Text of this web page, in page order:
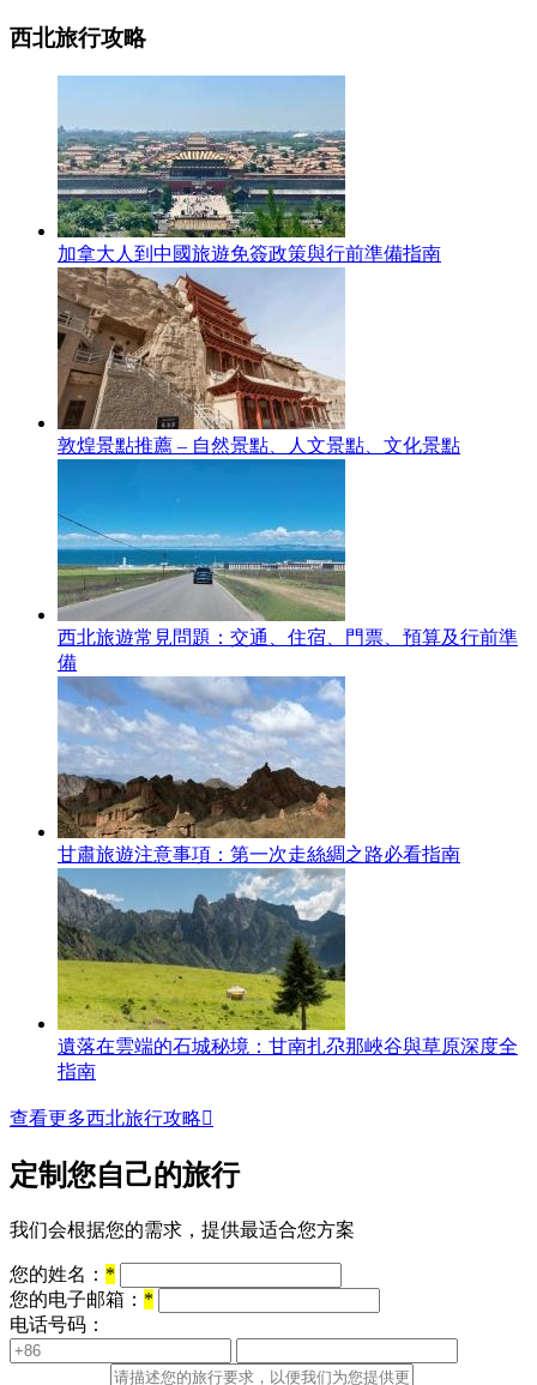
西北旅行攻略
加拿大人到中國旅遊免簽政策與行前準備指南
敦煌景點推薦 – 自然景點、人文景點、文化景點
西北旅遊常見問題：交通、住宿、門票、預算及行前準
備
甘肅旅遊注意事項：第一次走絲綢之路必看指南
遺落在雲端的石城秘境：甘南扎尕那峽谷與草原深度全
指南
查看更多西北旅行攻略
定制您自己的旅行
我们会根据您的需求，提供最适合您方案
您的姓名： *
您的电子邮箱： *
电话号码：